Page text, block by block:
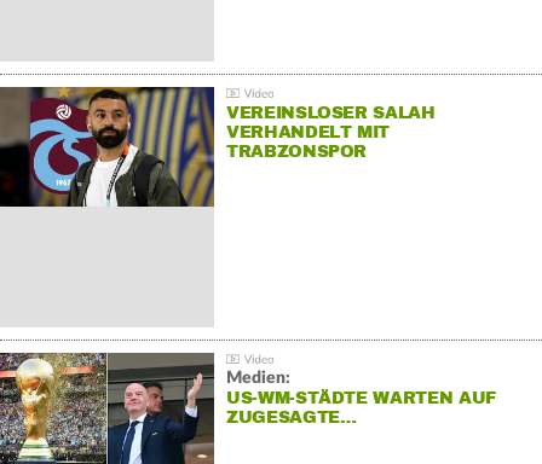
VEREINSLOSER SALAH
VERHANDELT MIT
TRABZONSPOR
Medien:
US-WM-STÄDTE WARTEN AUF
ZUGESAGTE…